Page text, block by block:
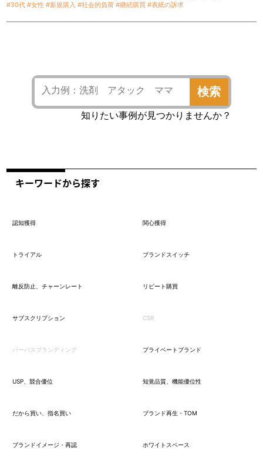
#30代 #女性 #新規購入 #社会的負荷 #継続購買 #表紙の訴求
検索
知りたい事例が見つかりませんか？
キーワードから探す
認知獲得 関心獲得
トライアル ブランドスイッチ
離反防止、チャーンレート リピート購買
サブスクリプション CSR
パーパスブランディング プライベートブランド
USP、競合優位 知覚品質、機能優位性
だから買い、指名買い ブランド再生・TOM
ブランドイメージ・再認 ホワイトスペース